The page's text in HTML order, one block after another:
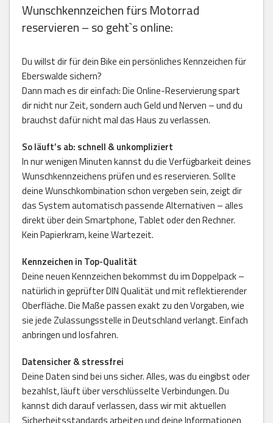
Wunschkennzeichen fürs Motorrad
reservieren – so geht`s online:
Du willst dir für dein Bike ein persönliches Kennzeichen für
Eberswalde sichern?
Dann mach es dir einfach: Die Online-Reservierung spart
dir nicht nur Zeit, sondern auch Geld und Nerven – und du
brauchst dafür nicht mal das Haus zu verlassen.
So läuft’s ab: schnell & unkompliziert
In nur wenigen Minuten kannst du die Verfügbarkeit deines
Wunschkennzeichens prüfen und es reservieren. Sollte
deine Wunschkombination schon vergeben sein, zeigt dir
das System automatisch passende Alternativen – alles
direkt über dein Smartphone, Tablet oder den Rechner.
Kein Papierkram, keine Wartezeit.
Kennzeichen in Top-Qualität
Deine neuen Kennzeichen bekommst du im Doppelpack –
natürlich in geprüfter DIN Qualität und mit reflektierender
Oberfläche. Die Maße passen exakt zu den Vorgaben, wie
sie jede Zulassungsstelle in Deutschland verlangt. Einfach
anbringen und losfahren.
Datensicher & stressfrei
Deine Daten sind bei uns sicher. Alles, was du eingibst oder
bezahlst, läuft über verschlüsselte Verbindungen. Du
kannst dich darauf verlassen, dass wir mit aktuellen